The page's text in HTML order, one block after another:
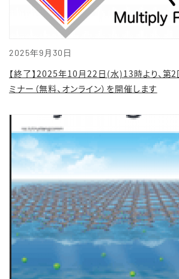
2025年9月30日
【終了】2025年10月22日(水)13時より、第
ミナー（無料、オンライン）を開催します